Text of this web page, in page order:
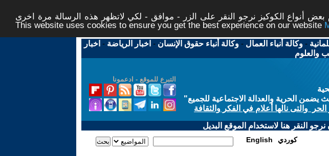
أنواع الكوكيز نرجو النقر على الزر - موافق - لكي لاتظهر هذه الرسالة مرة اخرى -
This website uses cookies to ensure you get the best experience on our website
-وكالة أنباء العمال -وكالة أنباء حقوق الإنسان - اخبار الرياضة - اخبار
والعلوم
التبرع للموقع - ادعمونا
الحرية والعدالة الاجتماعية للجميع"
والتى نالها أعلام في الفكر والثقافة
النقر هنا لاستخدام الموقع البديل
English كوردي